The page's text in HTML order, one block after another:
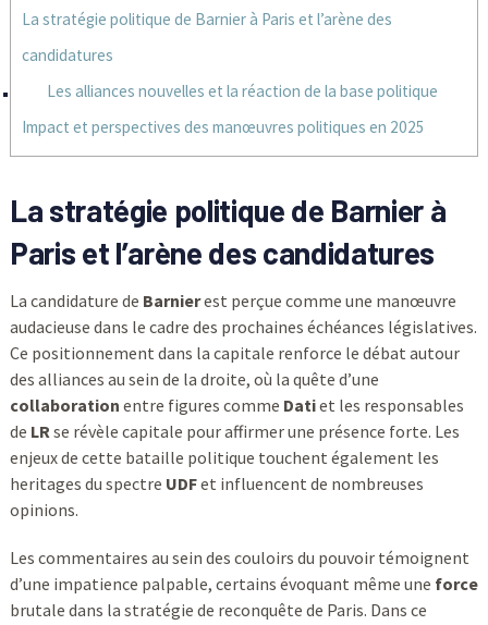
La stratégie politique de Barnier à Paris et l’arène des
candidatures
Les alliances nouvelles et la réaction de la base politique
Impact et perspectives des manœuvres politiques en 2025
La stratégie politique de Barnier à
Paris et l’arène des candidatures
La candidature de Barnierest perçue comme une manœuvre
audacieuse dans le cadre des prochaines échéances législatives.
Ce positionnement dans la capitale renforce le débat autour
des alliances au sein de la droite, où la quête d’une
collaboration entre figures comme Datiet les responsables
de LRse révèle capitale pour affirmer une présence forte. Les
enjeux de cette bataille politique touchent également les
heritages du spectre UDFet influencent de nombreuses
opinions.
Les commentaires au sein des couloirs du pouvoir témoignent
d’une impatience palpable, certains évoquant même une force
brutale dans la stratégie de reconquête de Paris. Dans ce